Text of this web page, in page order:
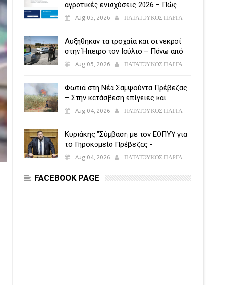
αγροτικές ενισχύσεις 2026 – Πώς
υποβάλλεται η Ενιαία Αίτηση
Aug 05, 2026 ΠΑΤΑΤΟΥΚΟΣ ΠΑΡΓΑ
Αυξήθηκαν τα τροχαία και οι νεκροί
στην Ήπειρο τον Ιούλιο – Πάνω από
5.500 παραβάσεις
Aug 05, 2026 ΠΑΤΑΤΟΥΚΟΣ ΠΑΡΓΑ
Φωτιά στη Νέα Σαμψούντα Πρέβεζας
– Στην κατάσβεση επίγειες και
εναέριες δυνάμεις
Aug 04, 2026 ΠΑΤΑΤΟΥΚΟΣ ΠΑΡΓΑ
Κυριάκης "Σύμβαση με τον ΕΟΠΥΥ για
το Γηροκομείο Πρέβεζας -
Διασφαλίζεται η χρηματοδότηση της
Aug 04, 2026 ΠΑΤΑΤΟΥΚΟΣ ΠΑΡΓΑ
FACEBOOK PAGE